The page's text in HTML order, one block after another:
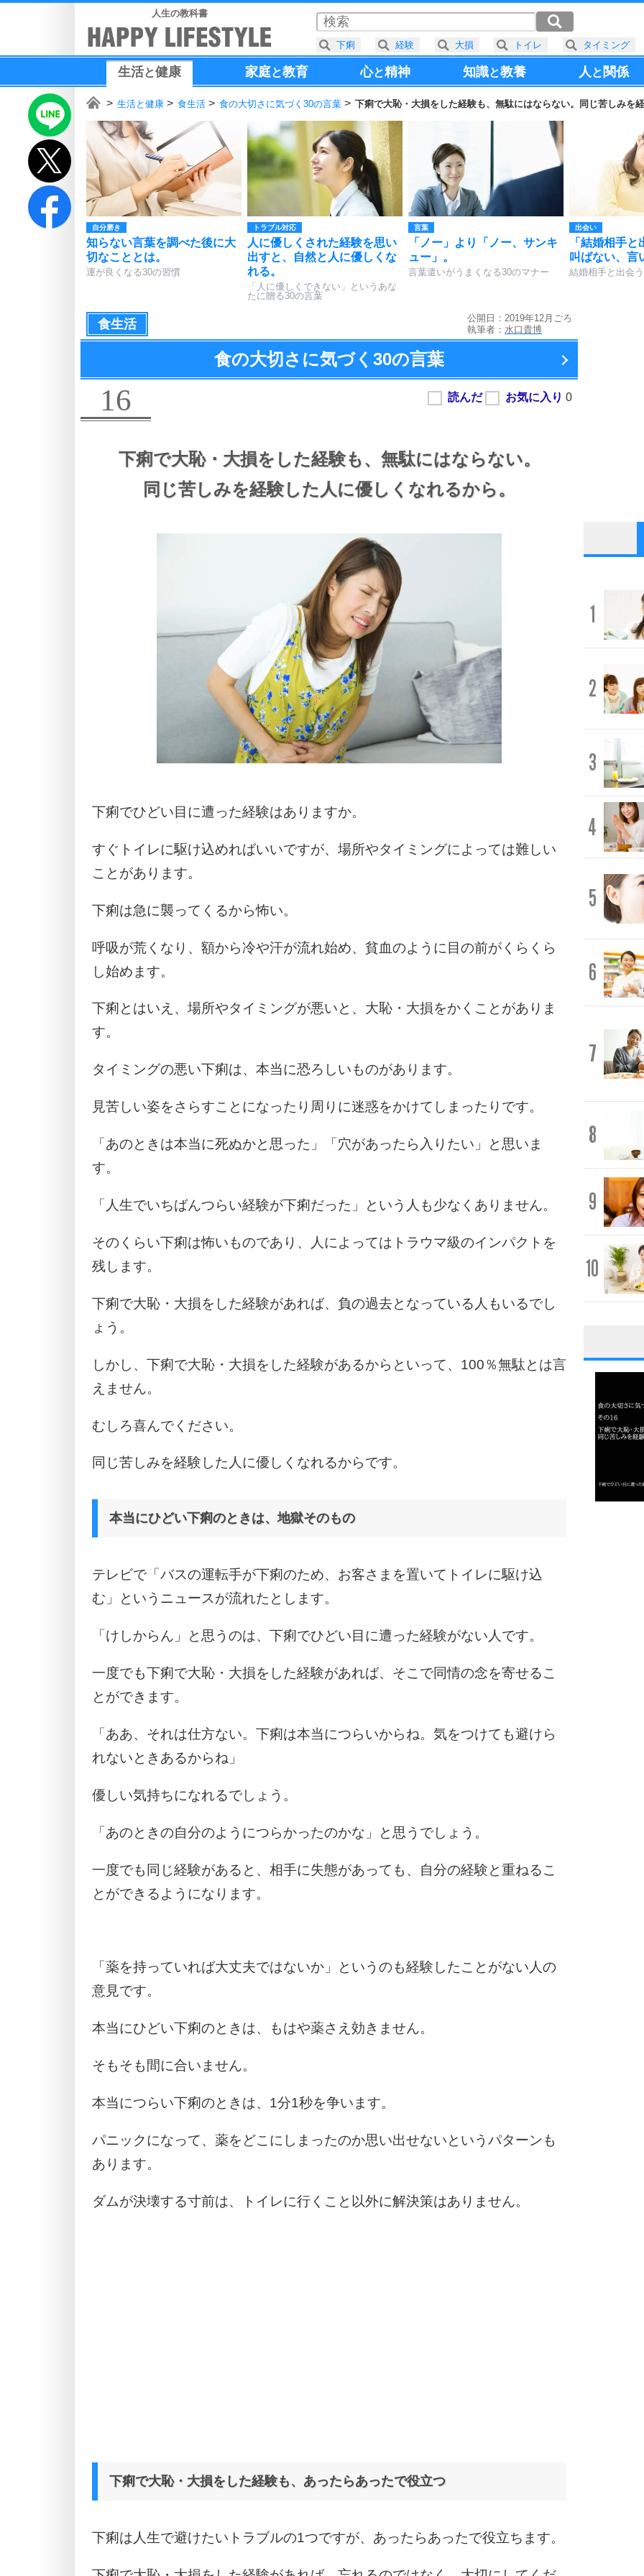
人生の教科書
生活と健康 家庭と教育 心と精神 知識と教養 人と 関係
生活と健康 食生活 食の大切さに気づく30の言葉 下痢で大恥・大損をした経験も、無駄にはならない。同じ苦しみを
自分磨き
知らない言葉を調べた後に大
切なこととは。
運が良くなる30の習慣
トラブル対応
人に優しくされた経験を思い
出すと、自然と人に優しくな
れる。
「人に優しくできない」というあな
たに贈る30の言葉
言葉
「ノー」より「ノー、サンキ
ュー」。
言葉遣いがうまくなる30のマナー
出会い
「結婚相手
叫ばない、言
結婚相手と出会
食生活
公開日：2019年12月ごろ
執筆者： 水口貴博
食の大切さに気づく 30の言葉
16
下痢で大恥・大損をした経験も、 無駄にはならない。
同じ苦しみを経験した人に優しくなれるから。
下痢でひどい目に遭った経験はありますか。
すぐトイレに駆け込めればいいですが、場所やタイミングによっては難しい
ことがあります。
下痢は急に襲ってくるから怖い。
呼吸が荒くなり、額から冷や汗が流れ始め、貧血のように目の前がくらくら
し始めます。
下痢とはいえ、場所やタイミングが悪いと、大恥・大損をかくことがありま
す。
タイミングの悪い下痢は、本当に恐ろしいものがあります。
見苦しい姿をさらすことになったり周りに迷惑をかけてしまったりです。
「あのときは本当に死ぬかと思った」「穴があったら入りたい」と思いま
す。
「人生でいちばんつらい経験が下痢だった」という人も少なくありません。
そのくらい下痢は怖いものであり、人によってはトラウマ級のインパクトを
残します。
下痢で大恥・大損をした経験があれば、負の過去となっている人もいるでし
ょう。
しかし、下痢で大恥・大損をした経験があるからといって、100％無駄とは言
えません。
むしろ喜んでください。
同じ苦しみを経験した人に優しくなれるからです。
本当にひどい下痢のときは、地獄そのもの
テレビで「バスの運転手が下痢のため、お客さまを置いてトイレに駆け込
む」というニュースが流れたとします。
「けしからん」と思うのは、下痢でひどい目に遭った経験がない人です。
一度でも下痢で大恥・大損をした経験があれば、そこで同情の念を寄せるこ
とができます。
「ああ、それは仕方ない。下痢は本当につらいからね。気をつけても避けら
れないときあるからね」
優しい気持ちになれるでしょう。
「あのときの自分のようにつらかったのかな」と思うでしょう。
一度でも同じ経験があると、相手に失態があっても、自分の経験と重ねるこ
とができるようになります。
「薬を持っていれば大丈夫ではないか」というのも経験したことがない人の
意見です。
本当にひどい下痢のときは、もはや薬さえ効きません。
そもそも間に合いません。
本当につらい下痢のときは、1分1秒を争います。
パニックになって、薬をどこにしまったのか思い出せないというパターンも
あります。
ダムが決壊する寸前は、トイレに行くこと以外に解決策はありません。
下痢で大恥・大損をした経験も、あったらあったで役立つ
下痢は人生で避けたいトラブルの1つですが、あったらあったで役立ちます。
1
2
3
4
5
6
7
8
9
10
1
3
下痢 経験 大損 トイレ タイミング